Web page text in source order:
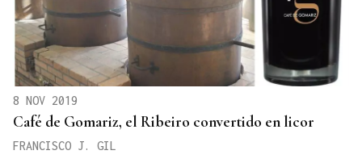
8 NOV 2019
Café de Gomariz, el Ribeiro convertido en licor
FRANCISCO J. GIL